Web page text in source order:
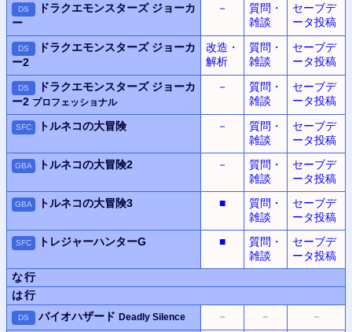
DS
ドラクエモンスターズ ジョーカ
ー
－
質問・
雑談
セーブデ
ータ投稿
DS
ドラクエモンスターズ ジョーカ
ー2
改造・
解析
質問・
雑談
セーブデ
ータ投稿
DS
ドラクエモンスターズ ジョーカ
ー2 プロフェッショナル
－
質問・
雑談
セーブデ
ータ投稿
SFC トルネコの大冒険 －
質問・
雑談
セーブデ
ータ投稿
GBA トルネコの大冒険2 －
質問・
雑談
セーブデ
ータ投稿
GBA トルネコの大冒険3 ■
質問・
雑談
セーブデ
ータ投稿
SFC トレジャーハンターG ■
質問・
雑談
セーブデ
ータ投稿
な行
は行
DS バイオハザード Deadly Silence － － －